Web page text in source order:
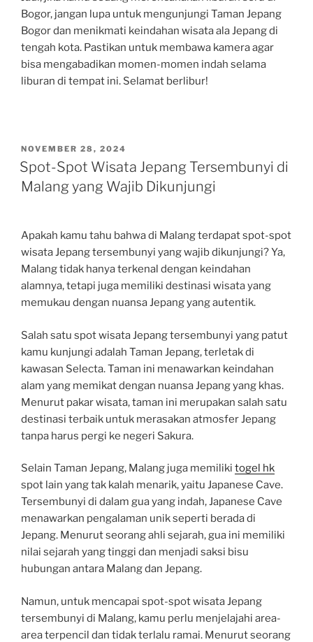
Bogor, jangan lupa untuk mengunjungi Taman Jepang
Bogor dan menikmati keindahan wisata ala Jepang di
tengah kota. Pastikan untuk membawa kamera agar
bisa mengabadikan momen-momen indah selama
liburan di tempat ini. Selamat berlibur!
POSTED
ON
NOVEMBER 28, 2024
Spot-Spot Wisata Jepang Tersembunyi di
Malang yang Wajib Dikunjungi
Apakah kamu tahu bahwa di Malang terdapat spot-spot
wisata Jepang tersembunyi yang wajib dikunjungi? Ya,
Malang tidak hanya terkenal dengan keindahan
alamnya, tetapi juga memiliki destinasi wisata yang
memukau dengan nuansa Jepang yang autentik.
Salah satu spot wisata Jepang tersembunyi yang patut
kamu kunjungi adalah Taman Jepang, terletak di
kawasan Selecta. Taman ini menawarkan keindahan
alam yang memikat dengan nuansa Jepang yang khas.
Menurut pakar wisata, taman ini merupakan salah satu
destinasi terbaik untuk merasakan atmosfer Jepang
tanpa harus pergi ke negeri Sakura.
Selain Taman Jepang, Malang juga memiliki togel hk
spot lain yang tak kalah menarik, yaitu Japanese Cave.
Tersembunyi di dalam gua yang indah, Japanese Cave
menawarkan pengalaman unik seperti berada di
Jepang. Menurut seorang ahli sejarah, gua ini memiliki
nilai sejarah yang tinggi dan menjadi saksi bisu
hubungan antara Malang dan Jepang.
Namun, untuk mencapai spot-spot wisata Jepang
tersembunyi di Malang, kamu perlu menjelajahi area-
area terpencil dan tidak terlalu ramai. Menurut seorang